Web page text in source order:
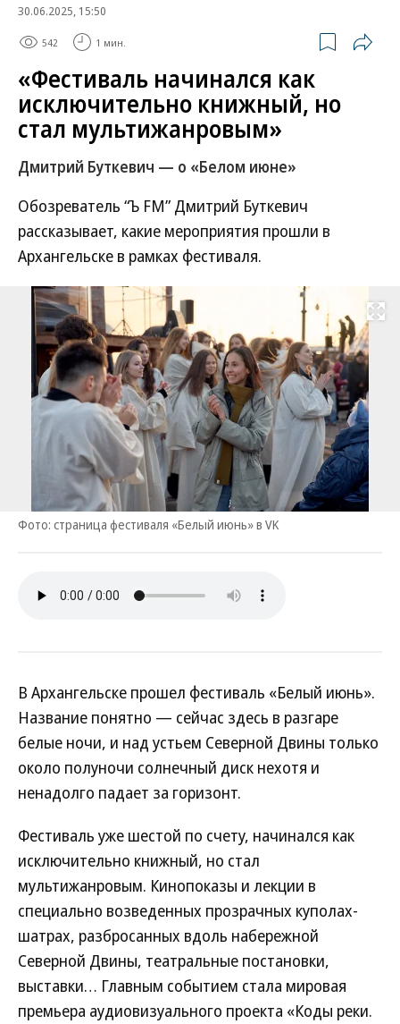
30.06.2025, 15:50
542 1 мин.
«Фестиваль начинался как
исключительно книжный, но
стал мультижанровым»
Дмитрий Буткевич — о «Белом июне»
Обозреватель “Ъ FM” Дмитрий Буткевич
рассказывает, какие мероприятия прошли в
Архангельске в рамках фестиваля.
Развернуть
Фото: страница фестиваля «Белый июнь» в VK
В Архангельске прошел фестиваль «Белый июнь».
Название понятно — сейчас здесь в разгаре
белые ночи, и над устьем Северной Двины только
около полуночи солнечный диск нехотя и
ненадолго падает за горизонт.
Фестиваль уже шестой по счету, начинался как
исключительно книжный, но стал
мультижанровым. Кинопоказы и лекции в
специально возведенных прозрачных куполах-
шатрах, разбросанных вдоль набережной
Северной Двины, театральные постановки,
выставки… Главным событием стала мировая
премьера аудиовизуального проекта «Коды реки.